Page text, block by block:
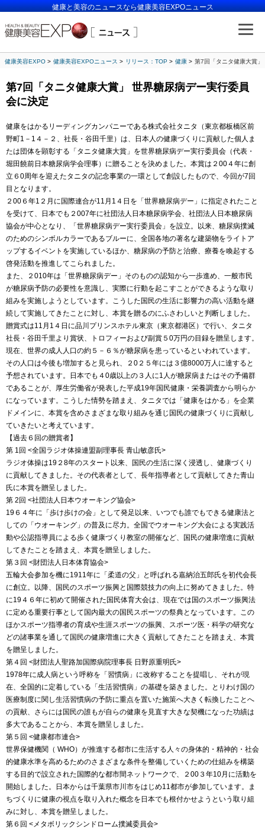
健康と美容のニュースなら健康美容EXPOニュース
健康美容EXPO 健康美容EXPOニュース リリース：TOP 健康 第7回「タニタ健康大賞
第7回「タニタ健康大賞」 世界糖尿病デー実行委員
会に決定
健康をはかるリーディングカンパニーである株式会社タニタ（東京都板橋区前
野町1－1４－２、社長・谷田千里）は、日本人の健康づくりに貢献した個人ま
たは団体を顕彰する「タニタ健康大賞」を世界糖尿病デー実行委員会（代表・
堀田饒前日本糖尿病学会理事）に贈ることを決めました。本賞は２00４年に創
立６0周年を迎えたタニタの記念事業の一環として創設したもので、今回が7回
目となります。
２00６年1２月に国際連合が11月1４日を「世界糖尿病デー」に指定されたこと
を受けて、日本でも２007年に社団法人日本糖尿病学会、社団法人日本糖尿病
協会が中心となり、「世界糖尿病デー実行委員会」を設立。以来、糖尿病撲滅
のためのシンボルカラーであるブルーに、全国各地の著名な建築物をライトア
ップするイベントを実施しているほか、糖尿病の予防と治療、療養を喚起する
啓発活動を推進してこられました。
また、２010年は「世界糖尿病デー」そのものの認知から一歩進め、一般市民
が糖尿病予防の必要性を意識し、実際に行動を起こすことができるような取り
組みを実施しようとしています。こうした国民の生活に影響力の高い活動を継
続して実施してきたことに対し、本賞を贈るのにふさわしいと判断しました。
贈賞式は11月1４日に品川プリンスホテル東京（東京都港区）で行い、タニタ
社長・谷田千里より賞状、トロフィーおよび副賞５0万円の目録を贈呈します。
現在、世界の成人人口の約５－６％が糖尿病を患っているといわれています。
その人口は今後も増加すると見られ、２0２５年には３億8000万人に達すると
予想されています。日本でも４0歳以上の３人に1人が糖尿病またはその予備群
であることが、厚生労働省が発表した平成19年国民健康・栄養調査から明らか
になっています。こうした情勢を踏まえ、タニタでは「健康をはかる」を企業
ドメインに、本賞を含めさまざまな取り組みを通じ国民の健康づくりに貢献し
ていきたいと考えています。
【過去６回の贈賞者】
第 1回 <全国ラジオ体操連盟副理事長 青山敏彦氏>
ラジオ体操は19２8年のスタート以来、国民の生活に深く浸透し、健康づくり
に貢献してきました。その代表者として、長年指導者として貢献してきた青山
氏に本賞を贈呈しました。
第 2回 <社団法人日本ウオーキング協会>
19６４年に「歩け歩けの会」として発足以来、いつでも誰でもできる健康法と
しての「ウオーキング」の普及に尽力。全国でウオーキング大会による実践活
動や公認指導員による歩く健康づくり教室の開催など、国民の健康増進に貢献
してきたことを踏まえ、本賞を贈呈しました。
第３回 <財団法人日本体育協会>
五輪大会参加を機に1911年に「柔道の父」と呼ばれる嘉納治五郎氏を初代会長
に創立。以降、国民のスポーツ振興と国際競技力の向上に努めてきました。特
に19４６年に初めて開催された国民体育大会は、現在では国のスポーツ振興法
に定める重要行事として国内最大の国民スポーツの祭典となっています。この
ほかスポーツ指導者の育成や生涯スポーツの振興、スポーツ医・科学の研究な
どの諸事業を通して国民の健康増進に大きく貢献してきたことを踏まえ、本賞
を贈呈しました。
第４回 <財団法人聖路加国際病院理事長 日野原重明氏>
1978年に成人病という呼称を「習慣病」に改称することを提唱し、それが現
在、全国的に定着している「生活習慣病」の基礎を築きました。とりわけ国の
医療制度に関し生活習慣病の予防に重点を置いた施策へ大きく転換したことへ
の貢献、さらには国民の誰もが自らの健康を見直す大きな契機になった功績は
多大であることから、本賞を贈呈しました。
第５回 <健康都市連合>
世界保健機関（ WHO）が推進する都市に生活する人々の身体的・精神的・社会
的健康水準を高めるためのさまざまな条件を整備していくための仕組みを構築
する目的で設立された国際的な都市間ネットワークで、２00３年10月に活動を
開始しました。日本からは千葉県市川市をはじめ11都市が参加しています。ま
ちづくりに健康の視点を取り入れた概念を日本でも根付かせようという取り組
みに対し、本賞を贈呈しました。
第６回 <メタボリックシンドローム撲滅委員会>